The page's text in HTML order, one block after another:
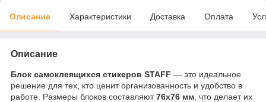
Описание Характеристики Доставка Оплата
Описание
Блок самоклеящихся стикеров STAFF — это идеальное
решение для тех, кто ценит организованность и удобство в
работе. Размеры блоков составляют76х76 мм , что делает их